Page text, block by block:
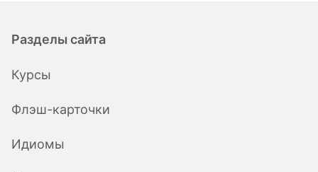
Разделы сайта
Курсы
Флэш-карточки
Идиомы